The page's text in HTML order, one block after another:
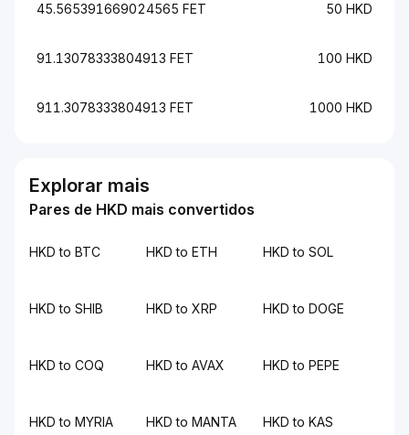
45.565391669024565 FET 50 HKD
91.13078333804913 FET 100 HKD
911.3078333804913 FET 1000 HKD
Explorar mais
Pares de HKD mais convertidos
HKD to BTC HKD to ETH HKD to SOL
HKD to SHIB HKD to XRP HKD to DOGE
HKD to COQ HKD to AVAX HKD to PEPE
HKD to MYRIA HKD to MANTA HKD to KAS